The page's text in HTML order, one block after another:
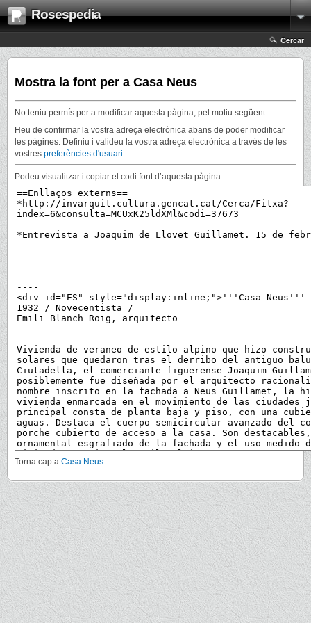
Rosespedia
Cercar
Mostra la font per a Casa Neus
No teniu permís per a modificar aquesta pàgina, pel motiu següent:
Heu de confirmar la vostra adreça electrònica abans de poder modificar
les pàgines. Definiu i valideu la vostra adreça electrònica a través de les
vostres preferències d'usuari.
Podeu visualitzar i copiar el codi font d’aquesta pàgina:
Torna cap a Casa Neus.